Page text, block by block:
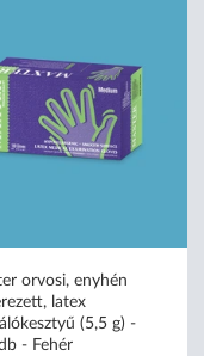
orvosi, enyhén
latex
(5,5 g) -
- Fehér